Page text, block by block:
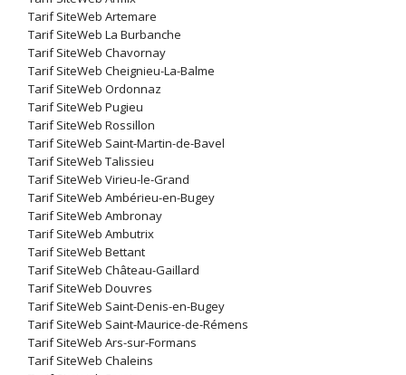
Tarif SiteWeb Artemare
Tarif SiteWeb La Burbanche
Tarif SiteWeb Chavornay
Tarif SiteWeb Cheignieu-La-Balme
Tarif SiteWeb Ordonnaz
Tarif SiteWeb Pugieu
Tarif SiteWeb Rossillon
Tarif SiteWeb Saint-Martin-de-Bavel
Tarif SiteWeb Talissieu
Tarif SiteWeb Virieu-le-Grand
Tarif SiteWeb Ambérieu-en-Bugey
Tarif SiteWeb Ambronay
Tarif SiteWeb Ambutrix
Tarif SiteWeb Bettant
Tarif SiteWeb Château-Gaillard
Tarif SiteWeb Douvres
Tarif SiteWeb Saint-Denis-en-Bugey
Tarif SiteWeb Saint-Maurice-de-Rémens
Tarif SiteWeb Ars-sur-Formans
Tarif SiteWeb Chaleins